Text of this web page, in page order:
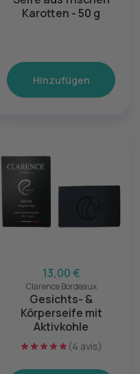
Karotten - 50 g
Hinzufügen
13,00 €
Clarence Bordeaux
Gesichts- &
Körperseife mit
Aktivkohle
(4 avis)